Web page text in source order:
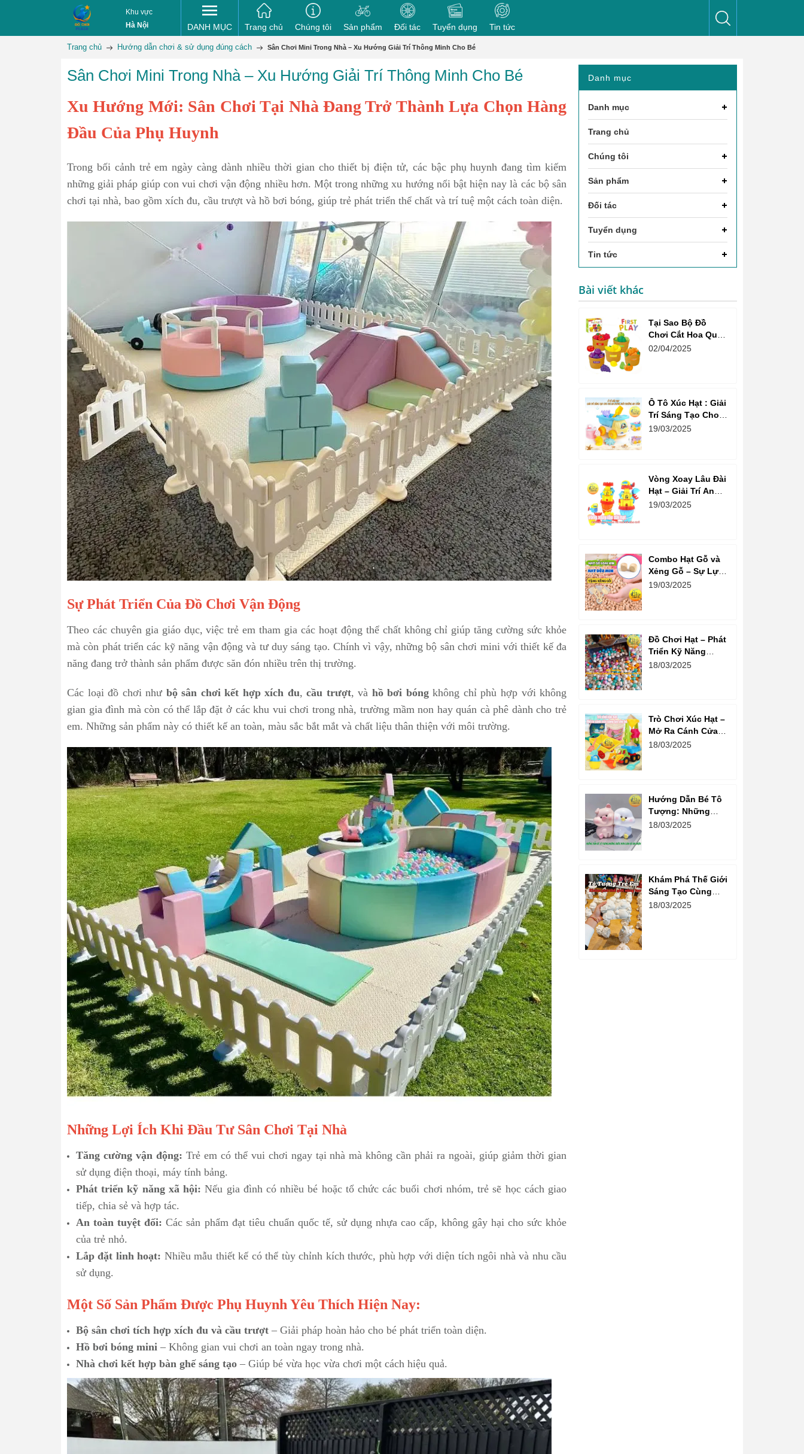
Khu vực
Hà Nội
DANH MỤC Trang chủ Chúng tôi Sản phẩm Đối tác Tuyển dụng Tin tức
Trang chủ Hướng dẫn chơi & sử dụng đúng cách Sân Chơi Mini Trong Nhà – Xu Hướng Giải Trí Thông Minh Cho Bé
Sân Chơi Mini Trong Nhà – Xu Hướng Giải Trí Thông Minh Cho Bé
Xu Hướng Mới: Sân Chơi Tại Nhà Đang Trở Thành Lựa Chọn Hàng
Đầu Của Phụ Huynh
Trong bối cảnh trẻ em ngày càng dành nhiều thời gian cho thiết bị điện tử, các bậc phụ huynh đang tìm kiếm
những giải pháp giúp con vui chơi vận động nhiều hơn. Một trong những xu hướng nổi bật hiện nay là các bộ sân
chơi tại nhà, bao gồm xích đu, cầu trượt và hồ bơi bóng, giúp trẻ phát triển thể chất và trí tuệ một cách toàn diện.
Sự Phát Triển Của Đồ Chơi Vận Động
Theo các chuyên gia giáo dục, việc trẻ em tham gia các hoạt động thể chất không chỉ giúp tăng cường sức khỏe
mà còn phát triển các kỹ năng vận động và tư duy sáng tạo. Chính vì vậy, những bộ sân chơi mini với thiết kế đa
năng đang trở thành sản phẩm được săn đón nhiều trên thị trường.
Các loại đồ chơi như bộ sân chơi kết hợp xích đu,cầu trượt, và hồ bơi bóngkhông chỉ phù hợp với không
gian gia đình mà còn có thể lắp đặt ở các khu vui chơi trong nhà, trường mầm non hay quán cà phê dành cho trẻ
em. Những sản phẩm này có thiết kế an toàn, màu sắc bắt mắt và chất liệu thân thiện với môi trường.
Những Lợi Ích Khi Đầu Tư Sân Chơi Tại Nhà
Tăng cường vận động: Trẻ em có thể vui chơi ngay tại nhà mà không cần phải ra ngoài, giúp giảm thời gian
sử dụng điện thoại, máy tính bảng.
Phát triển kỹ năng xã hội: Nếu gia đình có nhiều bé hoặc tổ chức các buổi chơi nhóm, trẻ sẽ học cách giao
tiếp, chia sẻ và hợp tác.
An toàn tuyệt đối: Các sản phẩm đạt tiêu chuẩn quốc tế, sử dụng nhựa cao cấp, không gây hại cho sức khỏe
của trẻ nhỏ.
Lắp đặt linh hoạt: Nhiều mẫu thiết kế có thể tùy chỉnh kích thước, phù hợp với diện tích ngôi nhà và nhu cầu
sử dụng.
Một Số Sản Phẩm Được Phụ Huynh Yêu Thích Hiện Nay:
Bộ sân chơi tích hợp xích đu và cầu trượt – Giải pháp hoàn hảo cho bé phát triển toàn diện.
Hồ bơi bóng mini – Không gian vui chơi an toàn ngay trong nhà.
Nhà chơi kết hợp bàn ghế sáng tạo – Giúp bé vừa học vừa chơi một cách hiệu quả.
Danh mục
Danh mục
Trang chủ
Chúng tôi
Sản phẩm
Đối tác
Tuyển dụng
Tin tức
Bài viết khác
Tại Sao Bộ Đồ
Chơi Cắt Hoa Quả
Market Là Sự Lựa
02/04/2025
Ô Tô Xúc Hạt : Giải
Trí Sáng Tạo Cho
Trẻ Em Trong Môi
19/03/2025
Vòng Xoay Lâu Đài
Hạt – Giải Trí An
Toàn Và Vui Vẻ Cho
19/03/2025
Combo Hạt Gỗ và
Xẻng Gỗ – Sự Lựa
Chọn Tuyệt Vời
19/03/2025
Đồ Chơi Hạt – Phát
Triển Kỹ Năng
Sáng Tạo Và Tư
18/03/2025
Trò Chơi Xúc Hạt –
Mở Ra Cánh Cửa
Sáng Tạo Cho Bé
18/03/2025
Hướng Dẫn Bé Tô
Tượng: Những
Bước Đơn Giản Và
18/03/2025
Khám Phá Thế Giới
Sáng Tạo Cùng
Hoạt Động Tô
18/03/2025